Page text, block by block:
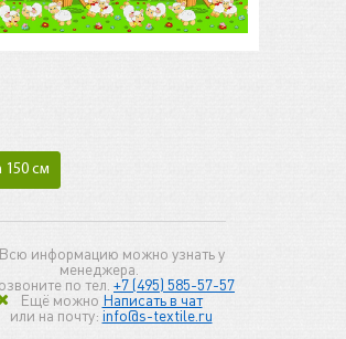
см
Всю информацию можно узнать у
менеджера.
по тел. +7 (495) 585-57-57
Ещё можно Написать в чат
или на почту: info@s-textile.ru